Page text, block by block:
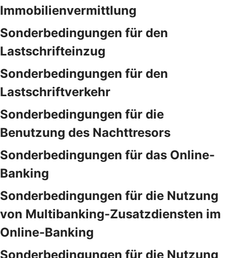
Immobilienvermittlung
Sonderbedingungen für den
Lastschrifteinzug
Sonderbedingungen für den
Lastschriftverkehr
Sonderbedingungen für die
Benutzung des Nachttresors
Sonderbedingungen für das Online-
Banking
Sonderbedingungen für die Nutzung
von Multibanking-Zusatzdiensten im
Online-Banking
Sonderbedingungen für die Nutzung